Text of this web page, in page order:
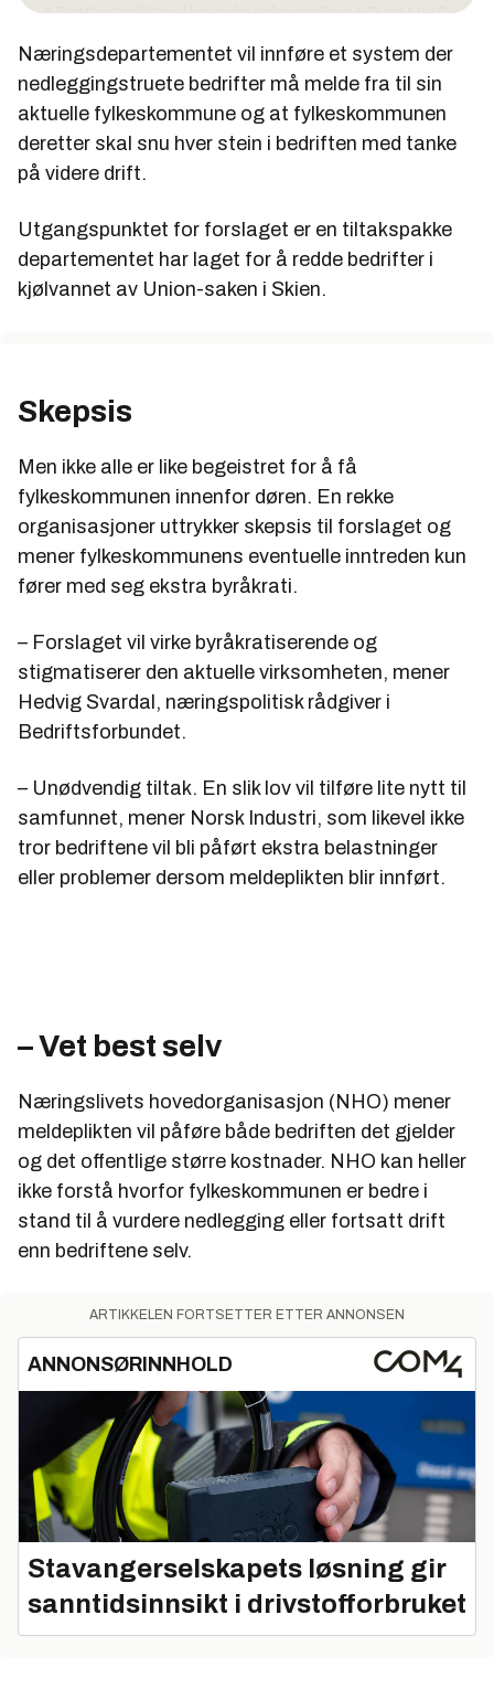
* Drøftingsplikten i hovedavtalen mellom LO og NHO
* Forslag om ny bestemmelse i arbeidsmiljøloven
som gir bedriftseierne plikt til å drøfte med de
ansatte mulig overtakelse av virksomhet som står i
* Da Union i Skien ble nedlagt i 2005, gikk regjeringen
inn med 25 millioner i et forsøk på å skape nye
arbeidsplasser og næringsvirksomhet på samme
viktig det er å innføre meldeplikt for selskaper til
Næringsdepartementet vil innføre et system der
nedleggingstruete bedrifter må melde fra til sin
aktuelle fylkeskommune og at fylkeskommunen
deretter skal snu hver stein i bedriften med tanke
på videre drift.
Utgangspunktet for forslaget er en tiltakspakke
departementet har laget for å redde bedrifter i
kjølvannet av Union-saken i Skien.
Skepsis
Men ikke alle er like begeistret for å få
fylkeskommunen innenfor døren. En rekke
organisasjoner uttrykker skepsis til forslaget og
mener fylkeskommunens eventuelle inntreden kun
fører med seg ekstra byråkrati.
– Forslaget vil virke byråkratiserende og
stigmatiserer den aktuelle virksomheten, mener
Hedvig Svardal, næringspolitisk rådgiver i
Bedriftsforbundet.
– Unødvendig tiltak. En slik lov vil tilføre lite nytt til
samfunnet, mener Norsk Industri, som likevel ikke
tror bedriftene vil bli påført ekstra belastninger
eller problemer dersom meldeplikten blir innført.
– Vet best selv
Næringslivets hovedorganisasjon (NHO) mener
meldeplikten vil påføre både bedriften det gjelder
og det offentlige større kostnader. NHO kan heller
ikke forstå hvorfor fylkeskommunen er bedre i
stand til å vurdere nedlegging eller fortsatt drift
enn bedriftene selv.
ARTIKKELEN FORTSETTER ETTER ANNONSEN
ANNONSØRINNHOLD
Stavangerselskapets løsning gir
sanntidsinnsikt i drivstofforbruket